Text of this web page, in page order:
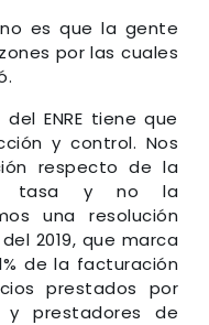
es que la gente
por las cuales
ENRE tiene que
y control. Nos
respecto de la
tasa y no la
una resolución
2019, que marca
de la facturación
prestados por
y prestadores de